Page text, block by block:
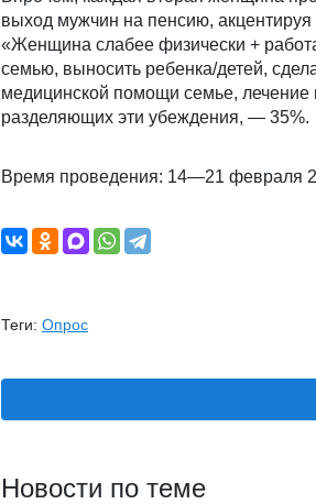
выход мужчин на пенсию,
«Женщина слабее физически +
семью, выносить ребенка/детей,
медицинской помощи семье, лечение
разделяющих эти убеждения, — 35%.
Время проведения: 14—21 февраля
Теги: Опрос
Новости по теме